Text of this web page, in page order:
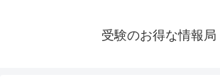
受験のお得な情報局